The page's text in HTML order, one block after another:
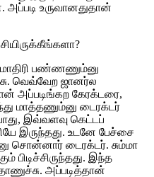
உருவானதுதான்
மாதிரி பண்ணணும்னு
வெவ்வேற ஜானர்ல
அப்படிங்கற கேரக்டரை,
மாத்தணும்னு டைரக்டர்
இவ்வளவு கெட்டப்
இருந்தது. உடனே பேச்சை
சொன்னார் டைரக்டர். சும்மா
பிடிச்சிருந்தது. இந்த
அப்படித்தான்